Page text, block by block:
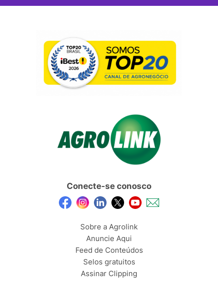
Conecte-se conosco
Sobre a Agrolink
Anuncie Aqui
Feed de Conteúdos
Selos gratuitos
Assinar Clipping